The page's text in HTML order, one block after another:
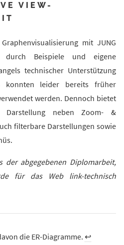
VIEW-
mit JUNG
durch Beispiele und eigene
technischer Unterstützung
konnten leider bereits früher
werden. Dennoch bietet
Darstellung neben Zoom- &
filterbare Darstellungen sowie
der abgegebenen Diplomarbeit,
für das Web link-technisch
die ER-Diagramme. ↩︎